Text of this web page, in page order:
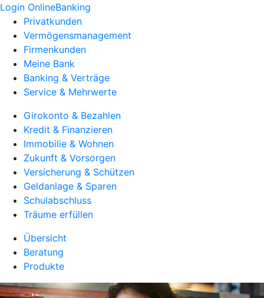
Login OnlineBanking
Privatkunden
Vermögensmanagement
Firmenkunden
Meine Bank
Banking & Verträge
Service & Mehrwerte
Girokonto & Bezahlen
Kredit & Finanzieren
Immobilie & Wohnen
Zukunft & Vorsorgen
Versicherung & Schützen
Geldanlage & Sparen
Schulabschluss
Träume erfüllen
Übersicht
Beratung
Produkte